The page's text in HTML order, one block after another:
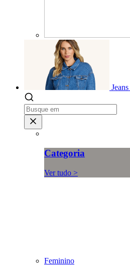
Jeans
Categoria
Ver tudo >
Feminino